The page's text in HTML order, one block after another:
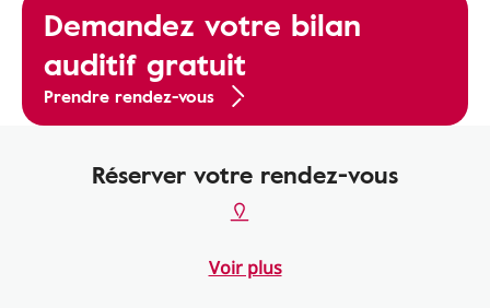
Demandez votre bilan
auditif gratuit
Prendre rendez-vous
Réserver votre rendez-vous
Voir plus